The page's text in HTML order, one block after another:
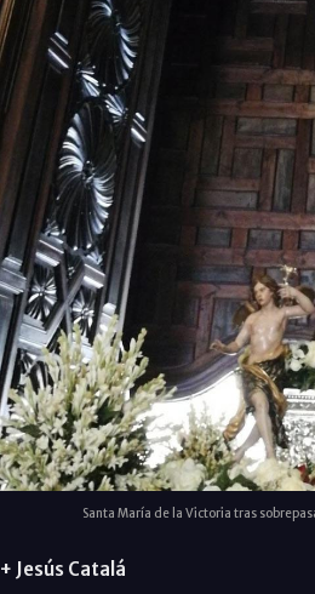
Santa María de la Victoria tras
+ Jesús Catalá